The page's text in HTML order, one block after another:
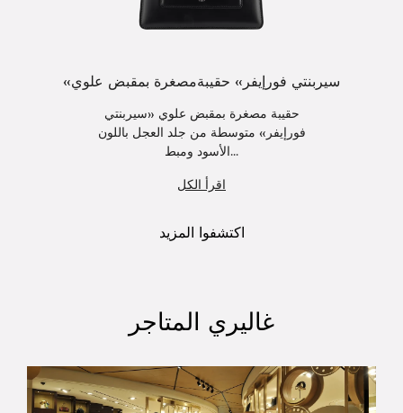
«سيربنتي فورإيفر» حقيبةمصغرة بمقبض علوي
حقيبة مصغرة بمقبض علوي «سيربنتي
فورإيفر» متوسطة من جلد العجل باللون
الأسود ومبط...
اقرأ الكل
اكتشفوا المزيد
غاليري المتاجر